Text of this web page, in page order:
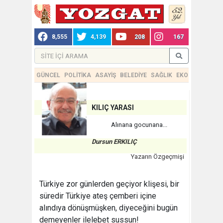
8,555 4,139 208 167
GÜNCEL POLİTİKA ASAYİŞ BELEDİYE SAĞLIK EKONOMİ
KILIÇ YARASI
Alınana gocunana...
Dursun ERKILIÇ
Yazarın Özgeçmişi
Türkiye zor günlerden geçiyor klişesi, bir
süredir Türkiye ateş çemberi içine
alındıya dönüşmüşken, diyeceğini bugün
demeyenler ilelebet sussun!